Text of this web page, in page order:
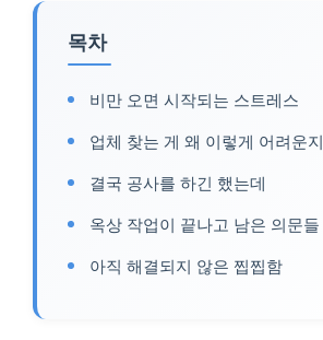
목차
비만 오면 시작되는 스트레스
업체 찾는 게 왜 이렇게 어려운지
결국 공사를 하긴 했는데
옥상 작업이 끝나고 남은 의문들
아직 해결되지 않은 찝찝함